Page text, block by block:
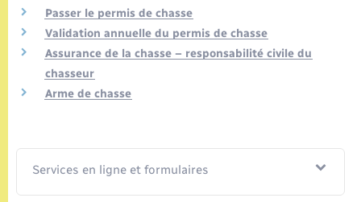
Seniors
Transports
Passer le permis de chasse
Validation annuelle du permis de chasse
Assurance de la chasse – responsabilité civile du
chasseur
Arme de chasse
Services en ligne et formulaires